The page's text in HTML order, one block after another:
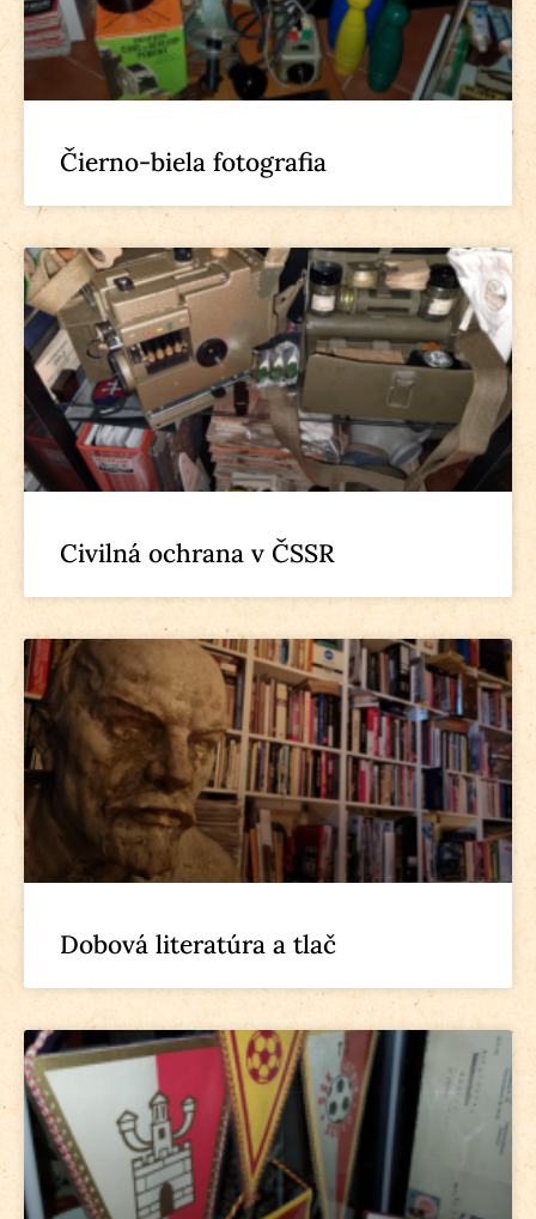
Čierno-biela fotografia
Civilná ochrana v ČSSR
Dobová literatúra a tlač